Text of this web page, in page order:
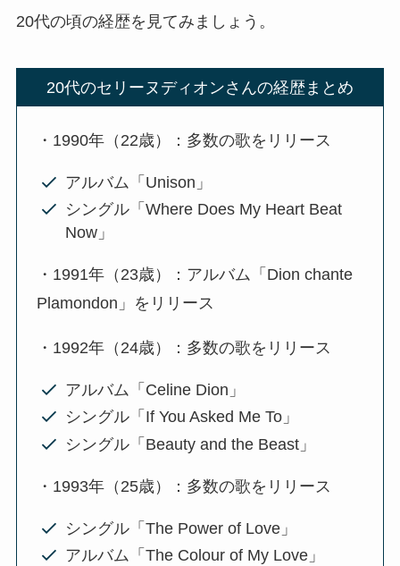
20代の頃の経歴を見てみましょう。
20代のセリーヌディオンさんの経歴まとめ
・1990年（22歳）：多数の歌をリリース
アルバム「Unison」
シングル「Where Does My Heart Beat
Now」
・1991年（23歳）：アルバム「Dion chante
Plamondon」をリリース
・1992年（24歳）：多数の歌をリリース
アルバム「Celine Dion」
シングル「If You Asked Me To」
シングル「Beauty and the Beast」
・1993年（25歳）：多数の歌をリリース
シングル「The Power of Love」
アルバム「The Colour of My Love」